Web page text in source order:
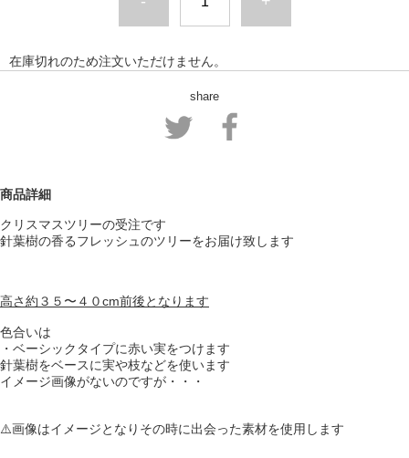
在庫切れのため注文いただけません。
share
商品詳細
クリスマスツリーの受注です
針葉樹の香るフレッシュのツリーをお届け致します
高さ約３５〜４０cm前後となります
色合いは
・ベーシックタイプに赤い実をつけます
針葉樹をベースに実や枝などを使います
イメージ画像がないのですが・・・
⚠️画像はイメージとなりその時に出会った素材を使用します